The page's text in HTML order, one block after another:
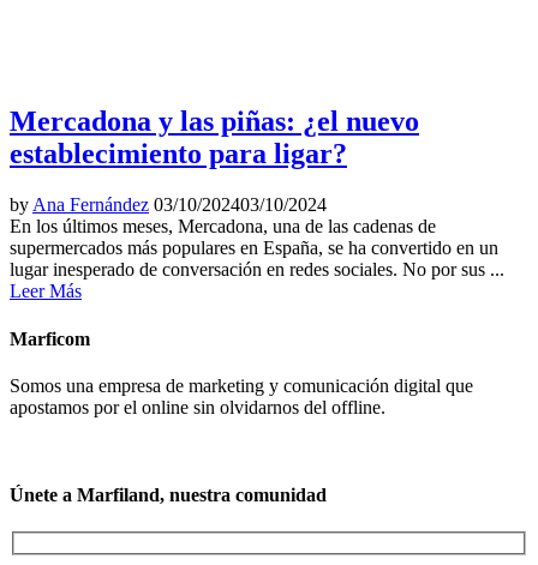
Mercadona y las piñas: ¿el nuevo
establecimiento para ligar?
by Ana Fernández 03/10/202403/10/2024
En los últimos meses, Mercadona, una de las cadenas de
supermercados más populares en España, se ha convertido en un
lugar inesperado de conversación en redes sociales. No por sus ...
Leer Más
Marficom
Somos una empresa de marketing y comunicación digital que
apostamos por el online sin olvidarnos del offline.
Únete a Marfiland, nuestra comunidad